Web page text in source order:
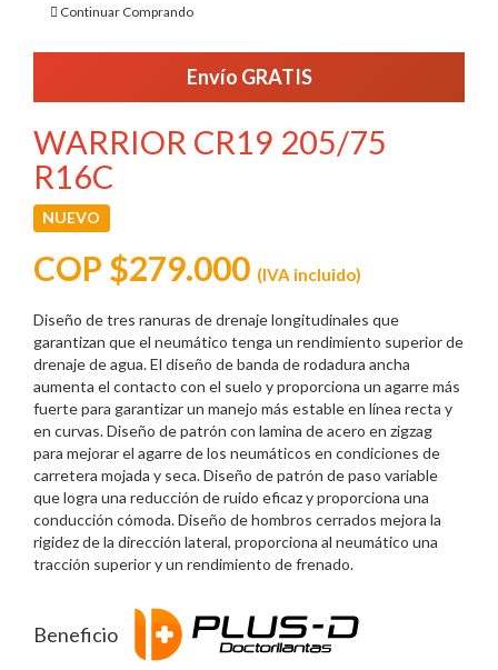
Continuar Comprando
Envío GRATIS
WARRIOR CR19 205/75
R16C
NUEVO
COP $279.000 (IVA incluido)
Diseño de tres ranuras de drenaje longitudinales que
garantizan que el neumático tenga un rendimiento superior de
drenaje de agua. El diseño de banda de rodadura ancha
aumenta el contacto con el suelo y proporciona un agarre más
fuerte para garantizar un manejo más estable en línea recta y
en curvas. Diseño de patrón con lamina de acero en zigzag
para mejorar el agarre de los neumáticos en condiciones de
carretera mojada y seca. Diseño de patrón de paso variable
que logra una reducción de ruido eficaz y proporciona una
conducción cómoda. Diseño de hombros cerrados mejora la
rigidez de la dirección lateral, proporciona al neumático una
tracción superior y un rendimiento de frenado.
Beneficio